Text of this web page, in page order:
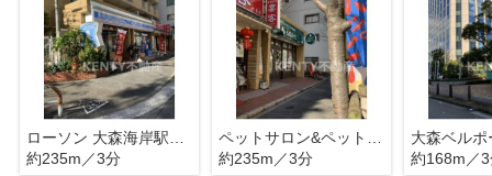
約235m／3分
約235m／3分
大森ベルポ
約168m／